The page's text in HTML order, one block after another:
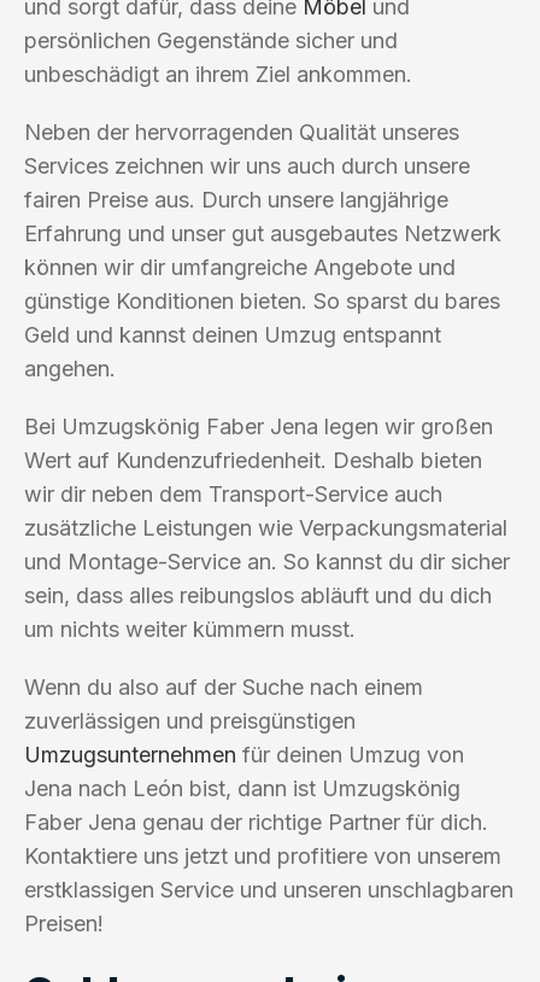
und sorgt dafür, dass deine Möbel und
persönlichen Gegenstände sicher und
unbeschädigt an ihrem Ziel ankommen.
Neben der hervorragenden Qualität unseres
Services zeichnen wir uns auch durch unsere
fairen Preise aus. Durch unsere langjährige
Erfahrung und unser gut ausgebautes Netzwerk
können wir dir umfangreiche Angebote und
günstige Konditionen bieten. So sparst du bares
Geld und kannst deinen Umzug entspannt
angehen.
Bei Umzugskönig Faber Jena legen wir großen
Wert auf Kundenzufriedenheit. Deshalb bieten
wir dir neben dem Transport-Service auch
zusätzliche Leistungen wie Verpackungsmaterial
und Montage-Service an. So kannst du dir sicher
sein, dass alles reibungslos abläuft und du dich
um nichts weiter kümmern musst.
Wenn du also auf der Suche nach einem
zuverlässigen und preisgünstigen
Umzugsunternehmen für deinen Umzug von
Jena nach León bist, dann ist Umzugskönig
Faber Jena genau der richtige Partner für dich.
Kontaktiere uns jetzt und profitiere von unserem
erstklassigen Service und unseren unschlagbaren
Preisen!